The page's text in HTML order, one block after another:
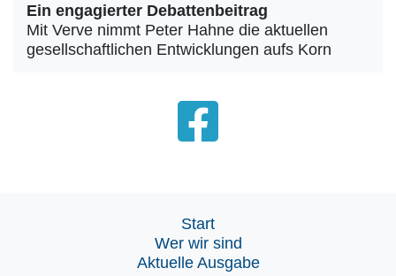
Ein engagierter Debattenbeitrag
Mit Verve nimmt Peter Hahne die aktuellen
gesellschaftlichen Entwicklungen aufs Korn
Start
Wer wir sind
Aktuelle Ausgabe